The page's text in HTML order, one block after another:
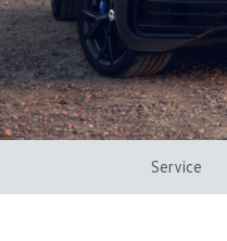
Service